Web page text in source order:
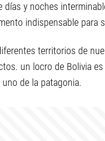
días y noches
indispensable para
territorios de
un locro de Bolivia
de la patagonia.